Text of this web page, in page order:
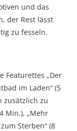
und das
der Rest lässt
zu fesseln.
Featurettes „Der
im Laden“ (5
zusätzlich zu
Min.), „Mehr
Sterben“ (8